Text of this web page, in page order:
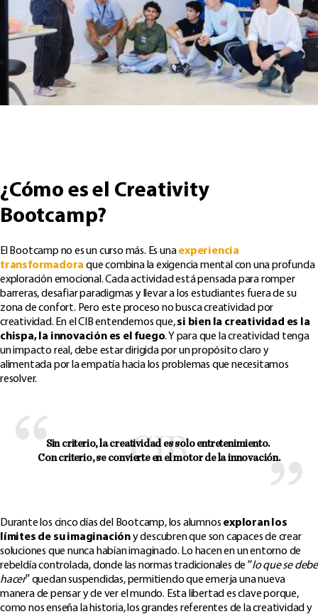
¿Cómo es el Creativity
Bootcamp?
El Bootcamp no es un curso más. Es unaexperiencia
transformadora que combina la exigencia mental con una profunda
exploración emocional. Cada actividad está pensada para romper
barreras, desafiar paradigmas y llevar a los estudiantes fuera de su
zona de confort. Pero este proceso no busca creatividad por
creatividad. En el CIB entendemos que,si bien la creatividad es la
chispa, la innovación es el fuego. Y para que la creatividad tenga
un impacto real, debe estar dirigida por un propósito claro y
alimentada por la empatía hacia los problemas que necesitamos
resolver.
Sin criterio, la creatividad es solo entretenimiento.
Con criterio, se convierte en el motor de la innovación.
Durante los cinco días del Bootcamp, los alumnos exploran los
límites de su imaginacióny descubren que son capaces de crear
soluciones que nunca habían imaginado. Lo hacen en un entorno de
rebeldía controlada, donde las normas tradicionales de “lo que se debe
hacer” quedan suspendidas, permitiendo que emerja una nueva
manera de pensar y de ver el mundo. Esta libertad es clave porque,
como nos enseña la historia, los grandes referentes de la creatividad y